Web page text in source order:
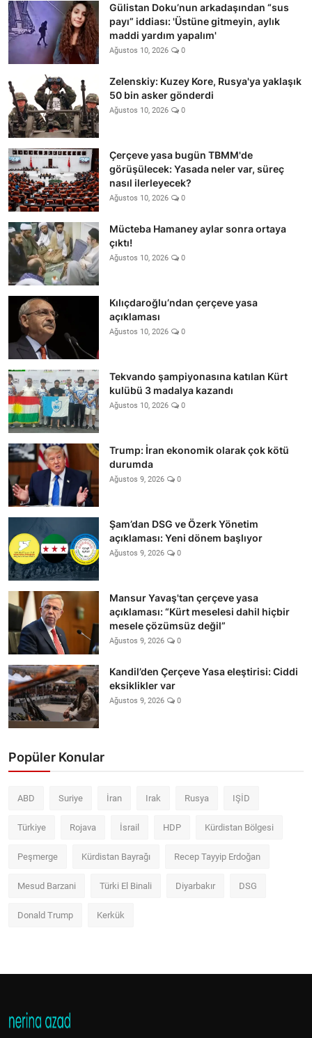
Gülistan Doku’nun arkadaşından “sus
payı” iddiası: 'Üstüne gitmeyin, aylık
maddi yardım yapalım'
Ağustos 10, 2026 0
Zelenskiy: Kuzey Kore, Rusya'ya yaklaşık
50 bin asker gönderdi
Ağustos 10, 2026 0
Çerçeve yasa bugün TBMM'de
görüşülecek: Yasada neler var, süreç
nasıl ilerleyecek?
Ağustos 10, 2026 0
Mücteba Hamaney aylar sonra ortaya
çıktı!
Ağustos 10, 2026 0
Kılıçdaroğlu’ndan çerçeve yasa
açıklaması
Ağustos 10, 2026 0
Tekvando şampiyonasına katılan Kürt
kulübü 3 madalya kazandı
Ağustos 10, 2026 0
Trump: İran ekonomik olarak çok kötü
durumda
Ağustos 9, 2026 0
Şam’dan DSG ve Özerk Yönetim
açıklaması: Yeni dönem başlıyor
Ağustos 9, 2026 0
Mansur Yavaş'tan çerçeve yasa
açıklaması: “Kürt meselesi dahil hiçbir
mesele çözümsüz değil”
Ağustos 9, 2026 0
Kandil’den Çerçeve Yasa eleştirisi: Ciddi
eksiklikler var
Ağustos 9, 2026 0
Popüler Konular
ABD Suriye İran Irak Rusya IŞİD
Türkiye Rojava İsrail HDP Kürdistan Bölgesi
Peşmerge Kürdistan Bayrağı Recep Tayyip Erdoğan
Mesud Barzani Türki El Binali Diyarbakır DSG
Donald Trump Kerkük